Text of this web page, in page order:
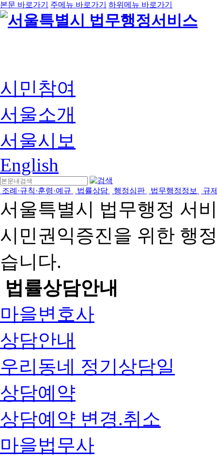
본문 바로가기 주메뉴 바로가기 하위메뉴 바로가기
시민참여
서울소개
서울시보
English
조례·규칙·훈령·예규 법률상담 행정심판 법무행정정보 규
서울특별시 법무행정 서
시민권익증진을 위한 행
습니다.
법률상담안내
마을변호사
상담안내
우리동네 정기상담일
상담예약
상담예약 변경.취소
마을법무사